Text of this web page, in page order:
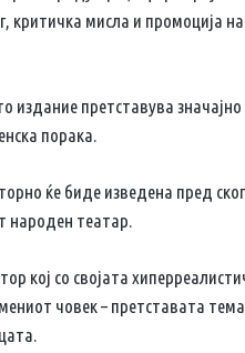
критичка мисла и промоција
издание претставува значајно
порака.
ќе биде изведена пред
народен театар.
кој со својата
човек – претставата